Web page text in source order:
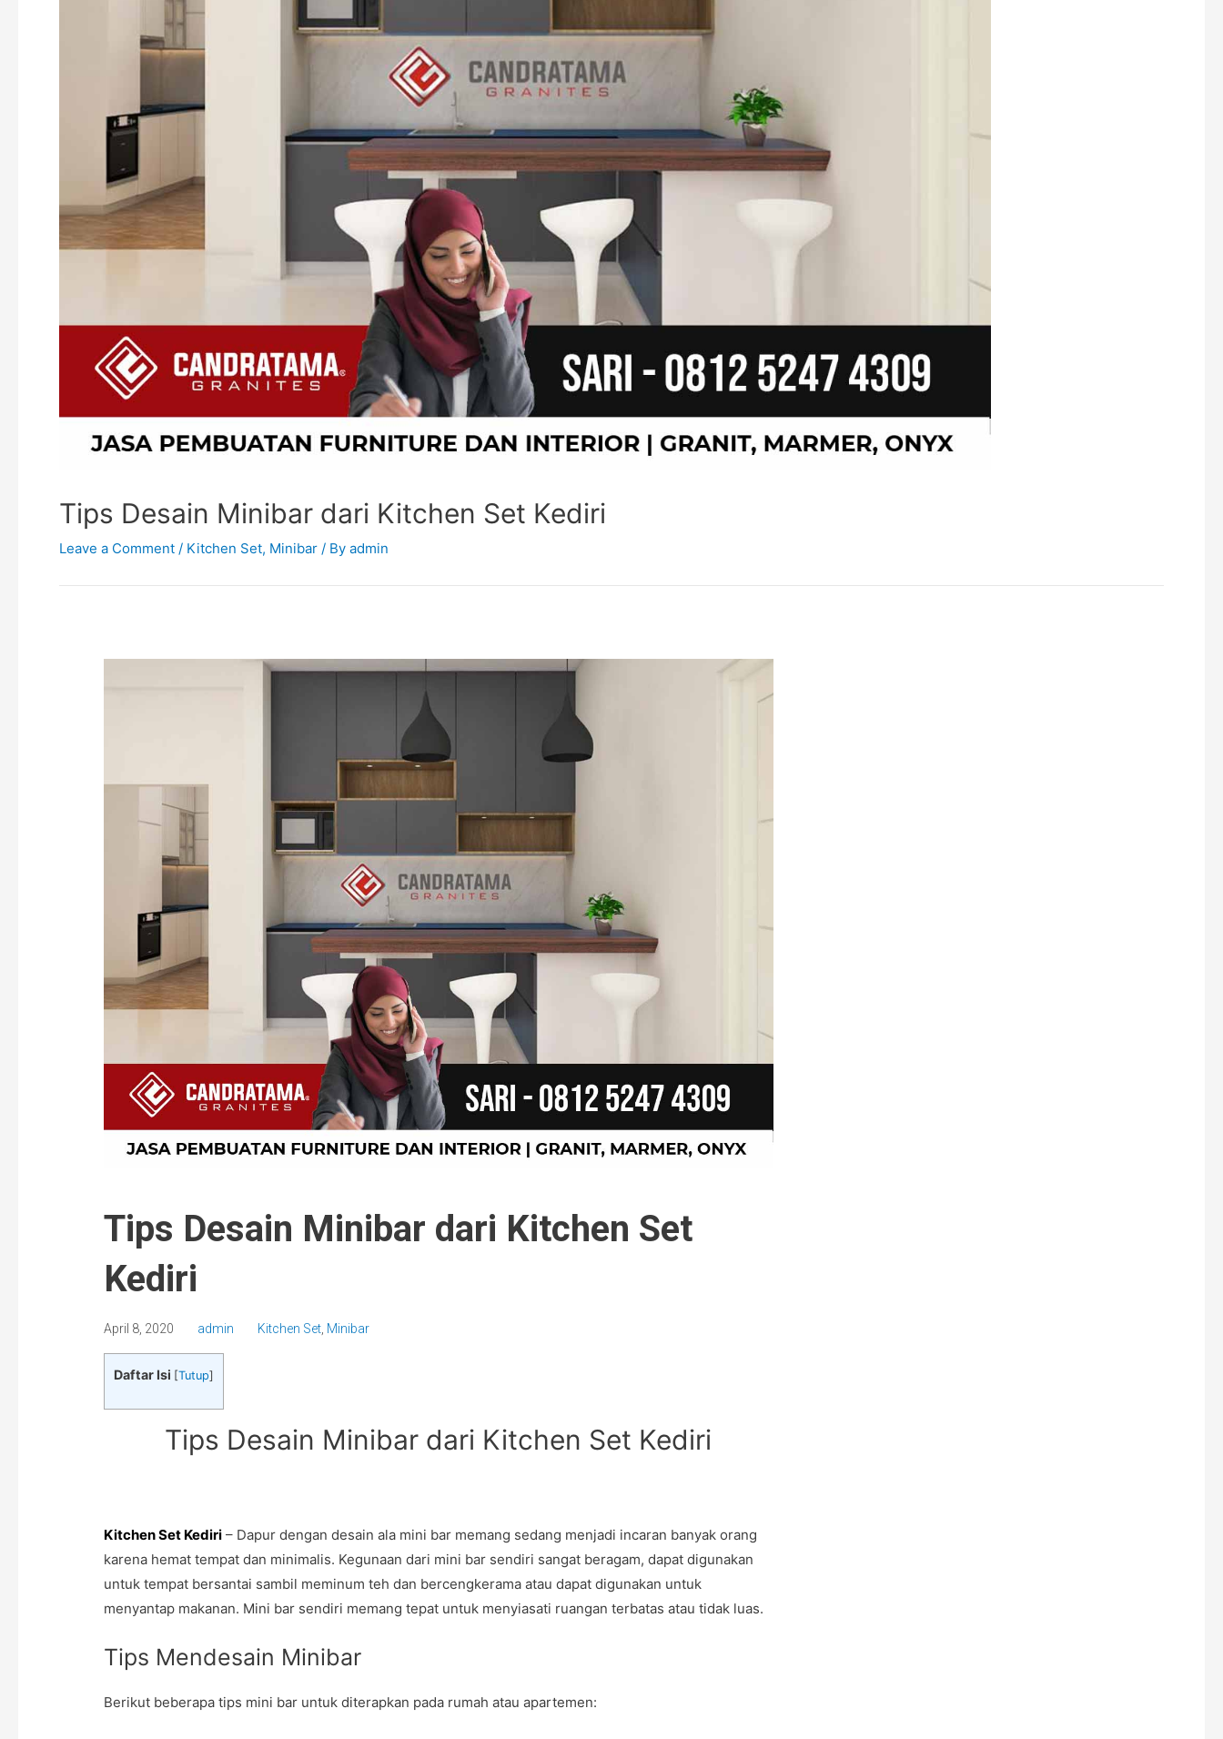
Tips Desain Minibar dari Kitchen Set Kediri
Leave a Comment / Kitchen Set, Minibar / By admin
Tips Desain Minibar dari Kitchen Set
Kediri
April 8, 2020 admin Kitchen Set, Minibar
Daftar Isi [Tutup]
Tips Desain Minibar dari Kitchen Set Kediri
Kitchen Set Kediri– Dapur dengan desain ala mini bar memang sedang menjadi incaran banyak orang
karena hemat tempat dan minimalis. Kegunaan dari mini bar sendiri sangat beragam, dapat digunakan
untuk tempat bersantai sambil meminum teh dan bercengkerama atau dapat digunakan untuk
menyantap makanan. Mini bar sendiri memang tepat untuk menyiasati ruangan terbatas atau tidak luas.
Tips Mendesain Minibar
Berikut beberapa tips mini bar untuk diterapkan pada rumah atau apartemen: